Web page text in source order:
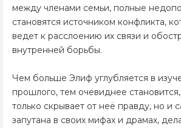
между членами семьи, полные
становятся источником конфликта,
ведет к расслоению их связи и
внутренней борьбы.
Чем больше Элиф углубляется в
прошлого, тем очевиднее
только скрывает от неё правду, но и
запутана в своих мифах и драмах,